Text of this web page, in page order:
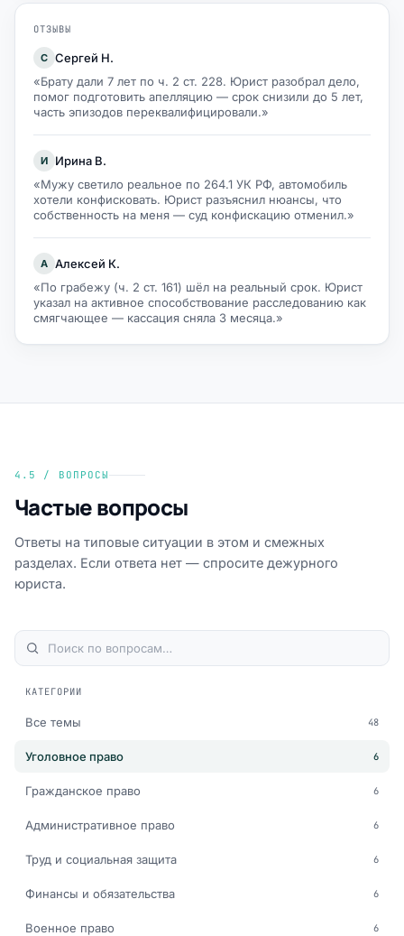
ОТЗЫВЫ
С Сергей Н.
«Брату дали 7 лет по ч. 2 ст. 228. Юрист разобрал дело,
помог подготовить апелляцию — срок снизили до 5 лет,
часть эпизодов переквалифицировали.»
И
Ирина В.
«Мужу светило реальное по 264.1 УК РФ, автомобиль
хотели конфисковать. Юрист разъяснил нюансы, что
собственность на меня — суд конфискацию отменил.»
А Алексей К.
«По грабежу (ч. 2 ст. 161) шёл на реальный срок. Юрист
указал на активное способствование расследованию как
смягчающее — кассация сняла 3 месяца.»
4.5 / ВОПРОСЫ
Частые вопросы
Ответы на типовые ситуации в этом и смежных
разделах. Если ответа нет — спросите дежурного
юриста.
КАТЕГОРИИ
Все темы 48
Уголовное право 6
Гражданское право 6
Административное право 6
Труд и социальная защита 6
Финансы и обязательства 6
Военное право 6